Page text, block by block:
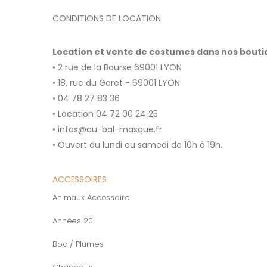
CONDITIONS DE LOCATION
Location et vente de costumes dans nos
• 2 rue de la Bourse 69001 LYON
• 18, rue du Garet - 69001 LYON
• 04 78 27 83 36
• Location 04 72 00 24 25
• infos@au-bal-masque.fr
• Ouvert du lundi au samedi de 10h à 19h.
ACCESSOIRES
Animaux Accessoire
Années 20
Boa / Plumes